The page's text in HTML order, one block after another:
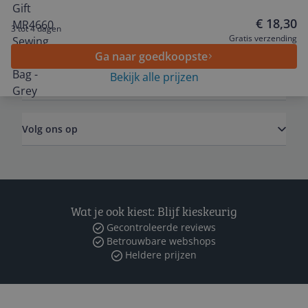
3 tot 4 dagen € 18,30
Gratis verzending
Ga naar goedkoopste
Bekijk alle prijzen
Algemeen
Zakelijk
Volg ons op
Wat je ook kiest: Blijf kieskeurig
Gecontroleerde reviews
Betrouwbare webshops
Heldere prijzen